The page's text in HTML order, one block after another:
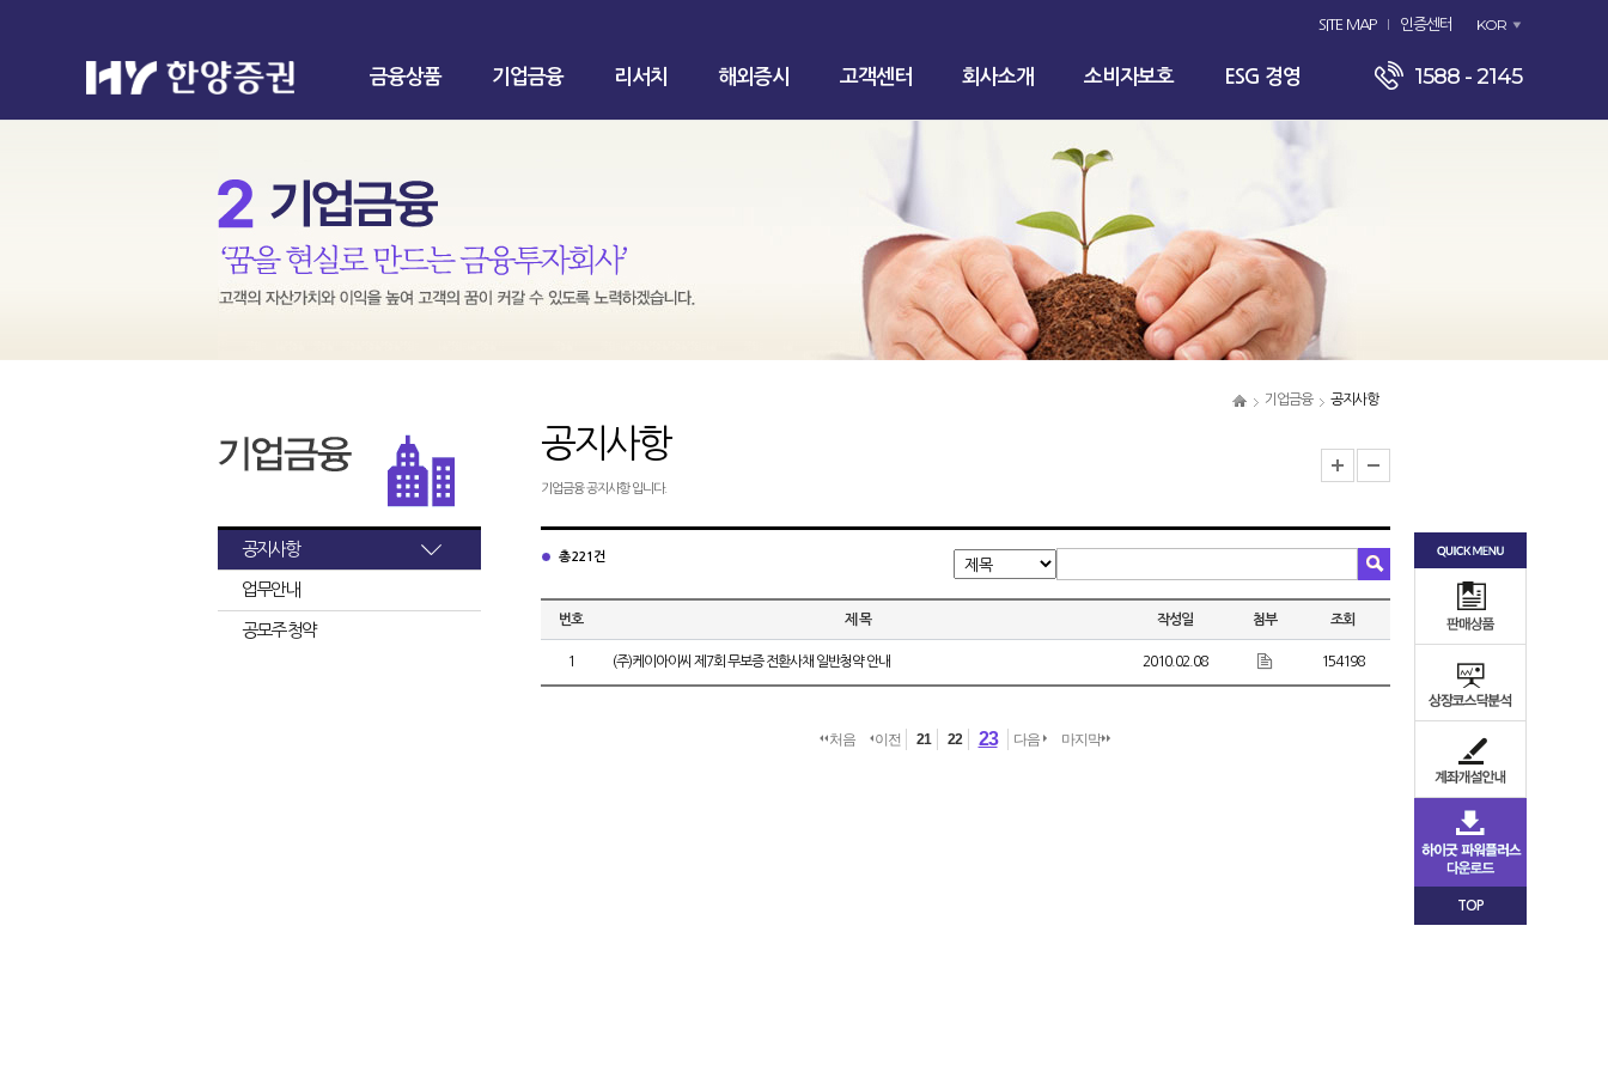
SITE MAP 인증센터 KOR
금융상품 기업금융 리서치 해외증시 고객센터 회사소개 소비자보호 ESG 경영 1588 - 2145
기업금융 공지사항
공지사항
업무안내
공모주 청약
공지사항
기업금융 공지사항 입니다.
총 221건
번호 제 목 작성일 첨부 조회
1 (주)케이아이씨 제7회 무보증 전환사채 일반청약 안내 2010.02.08 154198
처음 이전 21 22 23 다음 마지막
TOP